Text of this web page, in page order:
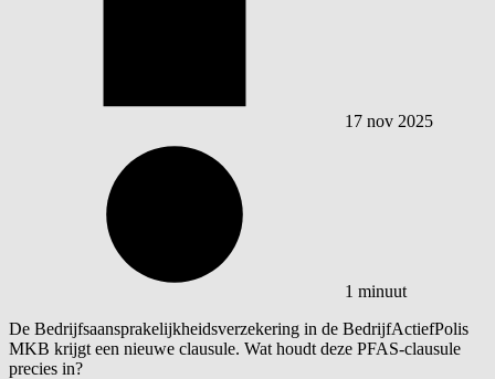
17 nov 2025
1 minuut
De Bedrijfsaansprakelijkheidsverzekering in de BedrijfActiefPolis
MKB krijgt een nieuwe clausule. Wat houdt deze PFAS-clausule
precies in?